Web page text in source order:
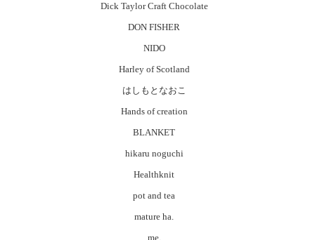
Dick Taylor Craft Chocolate
DON FISHER
NIDO
Harley of Scotland
はしもとなおこ
Hands of creation
BLANKET
hikaru noguchi
Healthknit
pot and tea
mature ha.
me.